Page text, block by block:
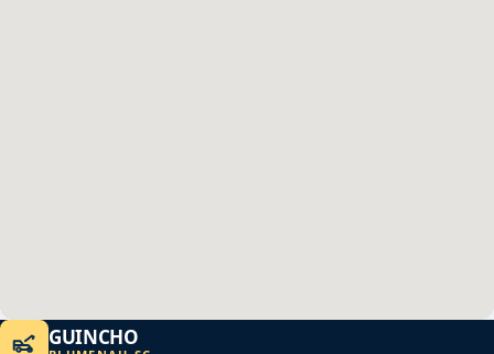
GUINCHO